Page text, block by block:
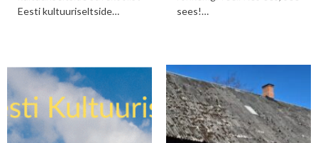
Eesti kultuuriseltside…
sees!…